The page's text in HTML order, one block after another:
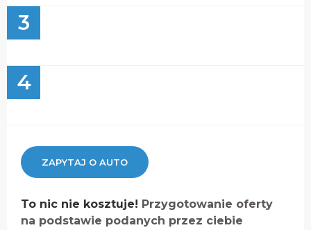
3
4
ZAPYTAJ O AUTO
To nic nie kosztuje! Przygotowanie oferty
na podstawie podanych przez ciebie